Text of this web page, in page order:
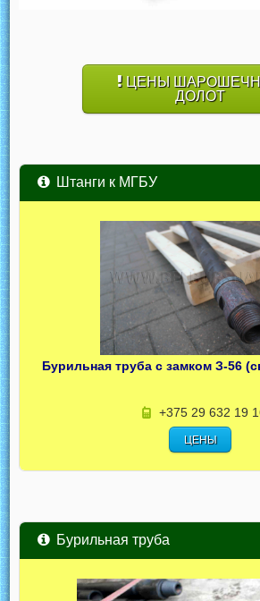
ЦЕНЫ
ДОЛОТ
Штанги к МГБУ
Бурильная труба с замком З-56
+375 29 632 19
ЦЕНЫ
Бурильная труба